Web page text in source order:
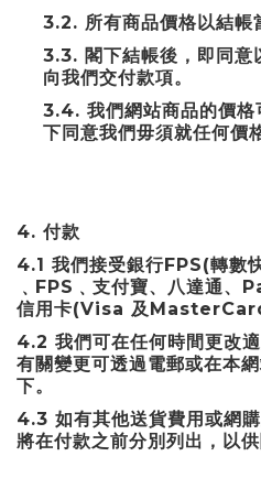
3.2. 所有商品價格以結帳
3.3. 閣下結帳後，即同
向我們交付款項。
3.4. 我們網站商品的價格
下同意我們毋須就任何價
4. 付款
4.1 我們接受銀行FPS(轉數
﹑ FPS ﹑支付寶、八達通、
信用卡(Visa 及
4.2 我們可在任何時間更改
有關變更可透過電郵或在本
下。
4.3 如有其他送貨費用或網
將在付款之前分別列出，以供